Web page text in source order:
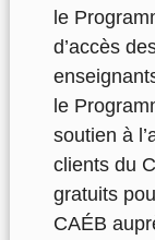
le
d’accès
le
soutien à
clients du
gratuits
CAÉB